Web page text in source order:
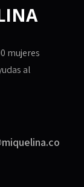
mujeres
al